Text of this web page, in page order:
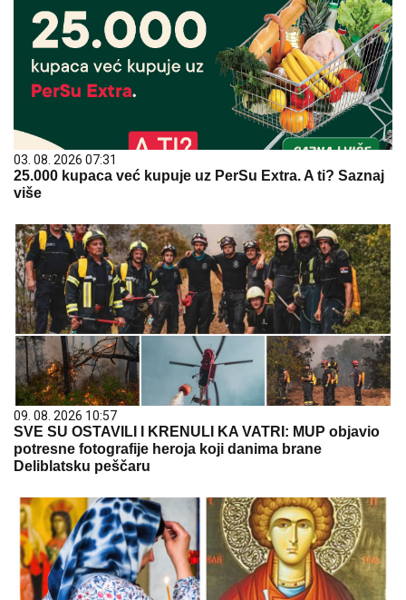
03. 08. 2026 07:31
25.000 kupaca već kupuje uz PerSu Extra. A ti? Saznaj
više
09. 08. 2026 10:57
SVE SU OSTAVILI I KRENULI KA VATRI: MUP objavio
potresne fotografije heroja koji danima brane
Deliblatsku peščaru